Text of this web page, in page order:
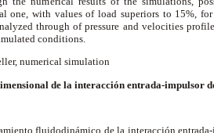
one, with values of load superiors to 15%,
through of pressure and velocities
conditions.
numerical simulation
de la interacción entrada-impulsor
fluidodinámico de la interacción